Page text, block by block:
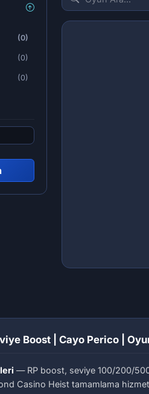
(0)
(0)
(0)
Boost | Cayo Perico |
— RP boost, seviye 100/200/
Casino Heist tamamlama